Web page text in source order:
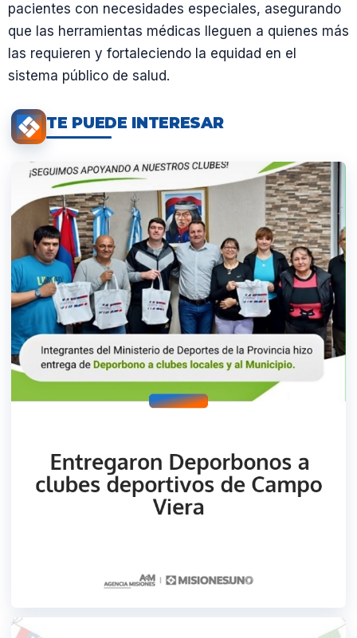
pacientes con necesidades especiales, asegurando
que las herramientas médicas lleguen a quienes más
las requieren y fortaleciendo la equidad en el
sistema público de salud.
TE PUEDE INTERESAR